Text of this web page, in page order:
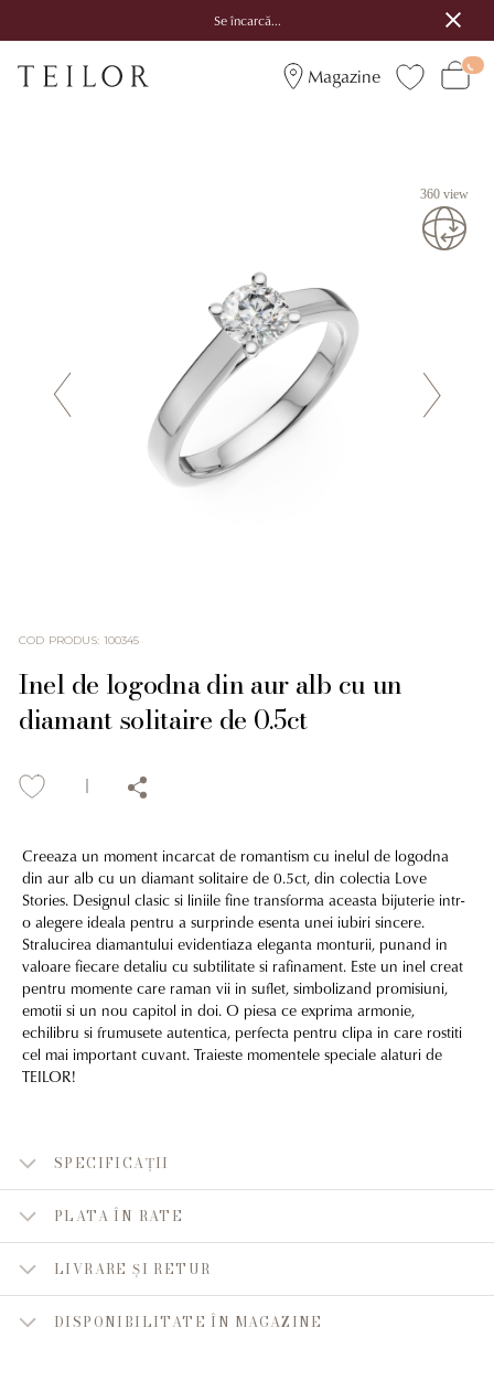
Se încarcă...
Magazine
360 view
COD PRODUS: 100345
Inel de logodna din aur alb cu un
diamant solitaire de 0.5ct
Creeaza un moment incarcat de romantism cu inelul de logodna
din aur alb cu un diamant solitaire de 0.5ct, din colectia Love
Stories. Designul clasic si liniile fine transforma aceasta bijuterie intr-
o alegere ideala pentru a surprinde esenta unei iubiri sincere.
Stralucirea diamantului evidentiaza eleganta monturii, punand in
valoare fiecare detaliu cu subtilitate si rafinament. Este un inel creat
pentru momente care raman vii in suflet, simbolizand promisiuni,
emotii si un nou capitol in doi. O piesa ce exprima armonie,
echilibru si frumusete autentica, perfecta pentru clipa in care rostiti
cel mai important cuvant. Traieste momentele speciale alaturi de
TEILOR!
SPECIFICAȚII
PLATA ÎN RATE
LIVRARE ȘI RETUR
DISPONIBILITATE ÎN MAGAZINE